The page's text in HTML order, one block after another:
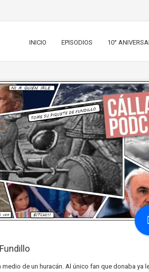
INICIO EPISODIOS 10°
de un huracán. Al único fan que donaba ya